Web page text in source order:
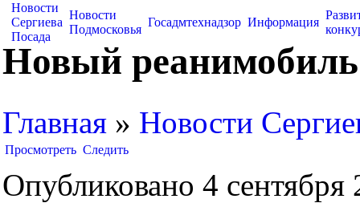
Новости
Сергиева
Посада
Новости
Подмосковья
Госадмтехнадзор Информация
Новый
Главная » Новости
Просмотреть Следить
Опубликовано 4 сентября